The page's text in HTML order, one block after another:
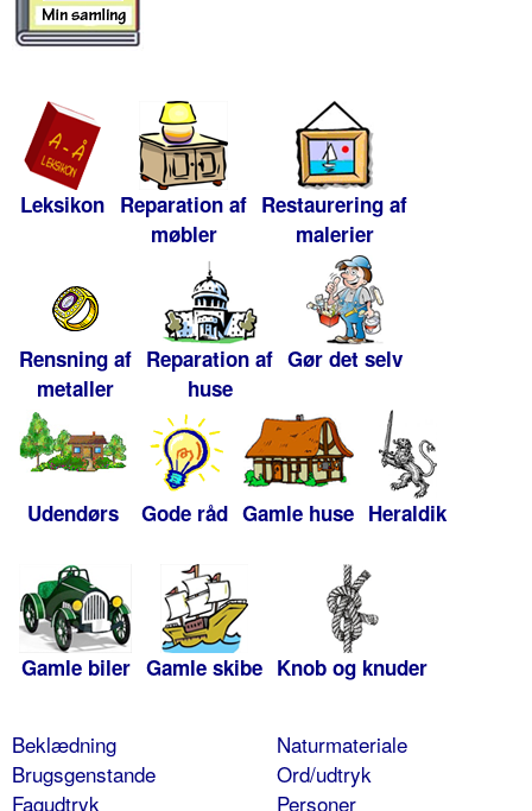
Leksikon Reparation af
møbler
Restaurering af
malerier
Rensning af
metaller
Reparation af
huse
Gør det selv
Udendørs Gode råd Gamle huse Heraldik
Gamle biler Gamle skibe Knob og knuder
Beklædning
Brugsgenstande
Fagudtryk
Naturmateriale
Ord/udtryk
Personer